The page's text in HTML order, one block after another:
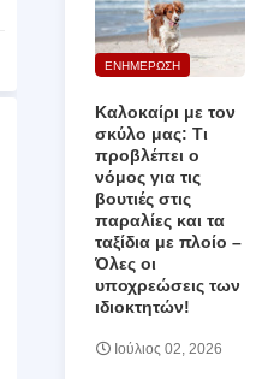
ΕΝΗΜΕΡΩΣΗ
Καλοκαίρι με τον
σκύλο μας: Τι
προβλέπει ο
νόμος για τις
βουτιές στις
παραλίες και τα
ταξίδια με πλοίο –
Όλες οι
υποχρεώσεις των
ιδιοκτητών!
Ιούλιος 02, 2026